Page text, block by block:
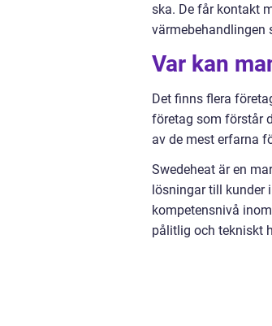
ska. De får kontakt
värmebehandlingen
Var kan
Det finns flera
företag som förstår
av de mest erfarna
Swedeheat är en
lösningar till kunder
kompetensnivå
pålitlig och tekniskt